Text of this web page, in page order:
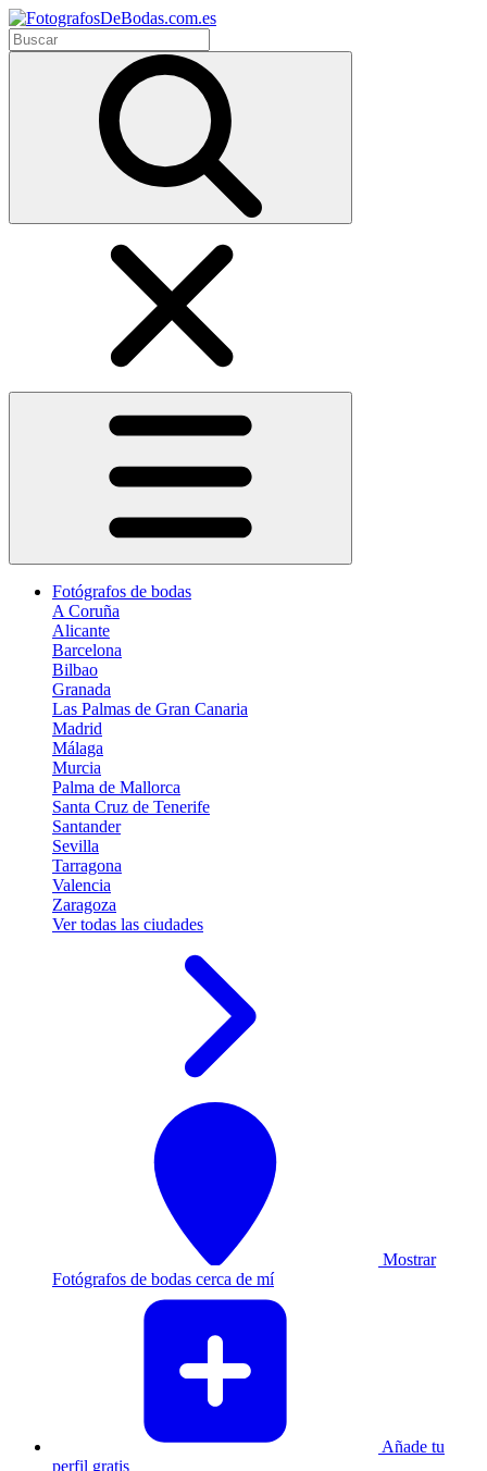
Fotógrafos de bodas
A Coruña
Alicante
Barcelona
Bilbao
Granada
Las Palmas de Gran Canaria
Madrid
Málaga
Murcia
Palma de Mallorca
Santa Cruz de Tenerife
Santander
Sevilla
Tarragona
Valencia
Zaragoza
Ver todas las ciudades
Mostrar
Fotógrafos de bodas cerca de mí
Añade tu
perfil gratis